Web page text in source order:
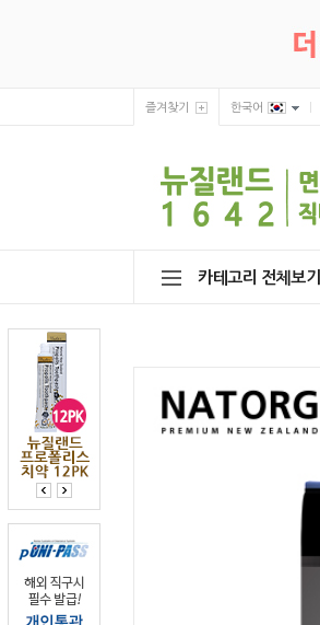
즐겨찾기 한국어
카테고리 전체보기